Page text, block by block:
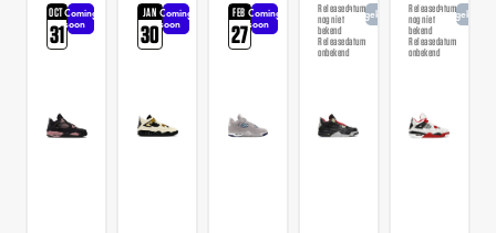
OCT
31
Coming
soon
JAN
30
Coming
soon
FEB
27
Coming
soon
Releasedatum
nog niet
bekend
Releasedatum
onbekend
AangekondigdReleasedatum
nog niet
bekend
Releasedatum
onbekend